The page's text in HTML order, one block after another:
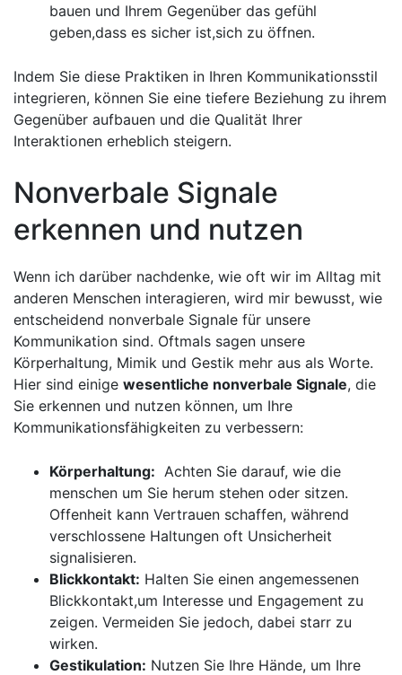
bauen und​ Ihrem Gegenüber das gefühl
‌geben,dass es⁤ sicher ist,sich zu öffnen.
Indem Sie diese Praktiken in ⁣Ihren Kommunikationsstil
integrieren, können Sie eine tiefere Beziehung zu ihrem
Gegenüber aufbauen und die Qualität Ihrer
Interaktionen⁤ erheblich​ steigern.
Nonverbale Signale
erkennen und nutzen
Wenn ich ⁤darüber nachdenke, wie oft wir im Alltag mit
anderen Menschen interagieren, wird mir bewusst, wie
entscheidend nonverbale‌ Signale für unsere
Kommunikation sind. Oftmals sagen unsere
Körperhaltung, Mimik⁢ und Gestik mehr aus als ⁢Worte.
Hier sind einige wesentliche nonverbale Signale, die
Sie erkennen und nutzen können, um Ihre
Kommunikationsfähigkeiten zu verbessern:
Körperhaltung: ⁢ Achten ​Sie darauf,‌ wie die
menschen um Sie herum stehen ‌oder ⁢sitzen.
Offenheit kann Vertrauen ⁣schaffen, während
verschlossene Haltungen‌ oft Unsicherheit⁣
signalisieren.
Blickkontakt: Halten Sie⁣ einen angemessenen
Blickkontakt,um‍ Interesse⁢ und Engagement zu
zeigen. Vermeiden Sie jedoch, dabei starr zu
wirken.
Gestikulation: Nutzen Sie Ihre Hände, um‍ Ihre